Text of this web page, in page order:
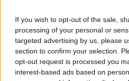
If you wish to opt-out of the sale,
processing of your personal or
targeted advertising by us, please
section to confirm your selection.
opt-out request is processed you
interest-based ads based on